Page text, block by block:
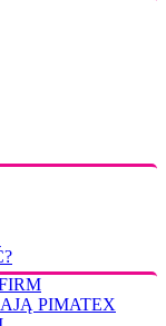
PIMATEX